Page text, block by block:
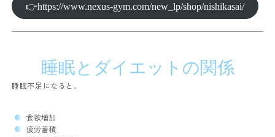
👉https://www.nexus-gym.com/new_lp/shop/nishikasai/
睡眠とダイエットの関係
睡眠不足になると、
食欲増加
疲労蓄積